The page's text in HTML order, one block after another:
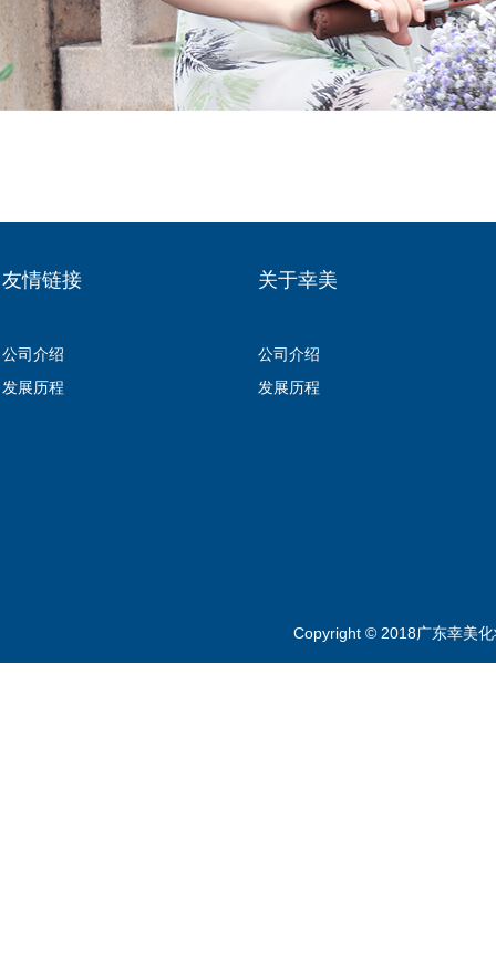
友情链接 关于幸美
公司介绍
发展历程
公司介绍
发展历程
Copyright © 2018广东幸美